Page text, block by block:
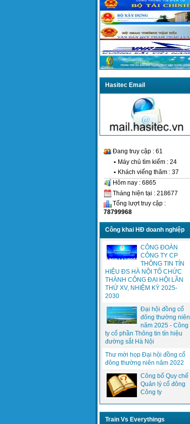
Hasitec Email
Đang truy cập : 61
• Máy chủ tìm kiếm : 24
• Khách viếng thăm : 37
Hôm nay : 6865
Tháng hiện tại : 218677
Tổng lượt truy cập :
78799968
Công khai HĐ doanh nghiệp
CÔNG ĐOÀN
CÔNG TY CP
THÔNG TIN TÍN
HIỆU ĐS HÀ NỘI TỔ CHỨC
THÀNH CÔNG ĐẠI HỘI LẦN
THỨ XV, NHIỆM KỲ 2025-
2030
Đại hội đồng cổ
đông thường niên
năm 2025 - Công
ty cổ phần Thông tin tín hiệu
đường sắt Hà Nội
Thư mời họp Đại hội đồng cổ
đông thường niên năm 2022
Công bố Quy chế
Quản lý cổ đông
Công ty
Train Vs Everythings